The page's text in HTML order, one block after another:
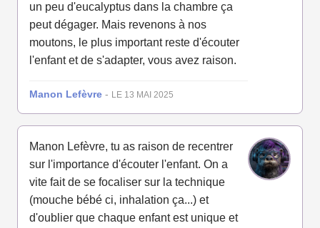
un peu d'eucalyptus dans la chambre ça
peut dégager. Mais revenons à nos
moutons, le plus important reste d'écouter
l'enfant et de s'adapter, vous avez raison.
Manon Lefèvre - LE 13 MAI 2025
Manon Lefèvre, tu as raison de recentrer
sur l'importance d'écouter l'enfant. On a
vite fait de se focaliser sur la technique
(mouche bébé ci, inhalation ça...) et
d'oublier que chaque enfant est unique et